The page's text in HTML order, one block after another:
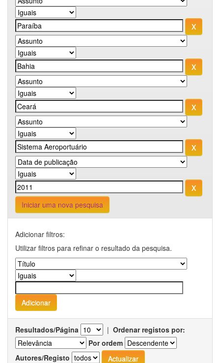
Iniciar uma nova pesquisa
Adicionar filtros:
Utilizar filtros para refinar o resultado da pesquisa.
Resultados/Página | Ordenar registos por:
Por ordem
Autores/Registo